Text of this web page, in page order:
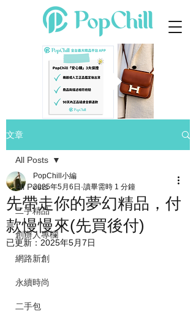
文章
All Posts
二手精品
創辦人專欄
網路新創
永續時尚
二手包
All Posts
先帶走你的夢幻精品，付
款慢慢來(先買後付)
PopChill小編
2025年5月6日 讀畢需時 1 分鐘
已更新： 2025年5月7日